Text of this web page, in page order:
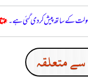
کے ساتھ پیش کر دی گئی ہے۔
متعلقہ